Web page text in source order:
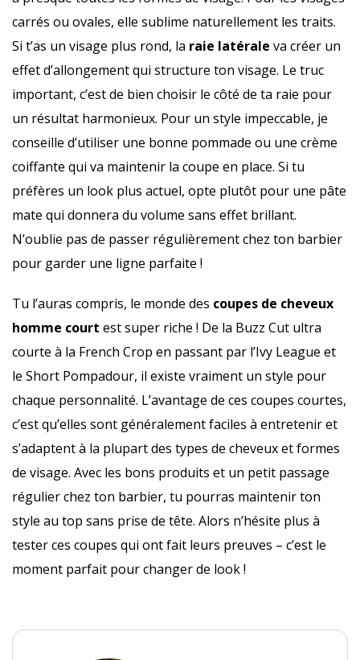
carrés ou ovales, elle sublime naturellement les traits.
Si t’as un visage plus rond, la raie latérale va créer un
effet d’allongement qui structure ton visage. Le truc
important, c’est de bien choisir le côté de ta raie pour
un résultat harmonieux. Pour un style impeccable, je
conseille d’utiliser une bonne pommade ou une crème
coiffante qui va maintenir la coupe en place. Si tu
préfères un look plus actuel, opte plutôt pour une pâte
mate qui donnera du volume sans effet brillant.
N’oublie pas de passer régulièrement chez ton barbier
pour garder une ligne parfaite !
Tu l’auras compris, le monde des coupes de cheveux
homme court est super riche ! De la Buzz Cut ultra
courte à la French Crop en passant par l’Ivy League et
le Short Pompadour, il existe vraiment un style pour
chaque personnalité. L’avantage de ces coupes courtes,
c’est qu’elles sont généralement faciles à entretenir et
s’adaptent à la plupart des types de cheveux et formes
de visage. Avec les bons produits et un petit passage
régulier chez ton barbier, tu pourras maintenir ton
style au top sans prise de tête. Alors n’hésite plus à
tester ces coupes qui ont fait leurs preuves – c’est le
moment parfait pour changer de look !